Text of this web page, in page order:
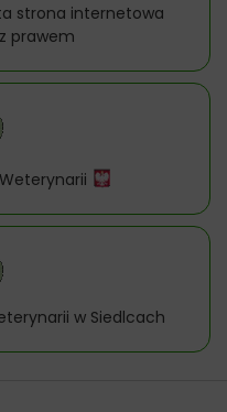
strona internetowa
prawem
w Siedlcach